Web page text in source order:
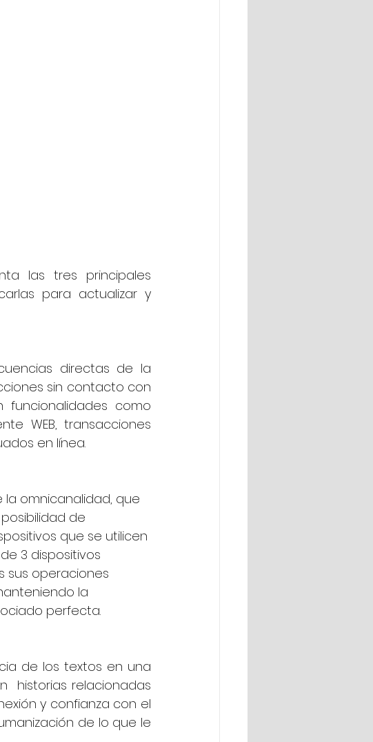
las tres principales
para actualizar y
directas de la
sin contacto con
funcionalidades como
WEB, transacciones
en línea.
omnicanalidad, que
de
que se utilicen
3 dispositivos
sus operaciones
la
perfecta.
de los textos en una
historias relacionadas
y confianza con el
de lo que le